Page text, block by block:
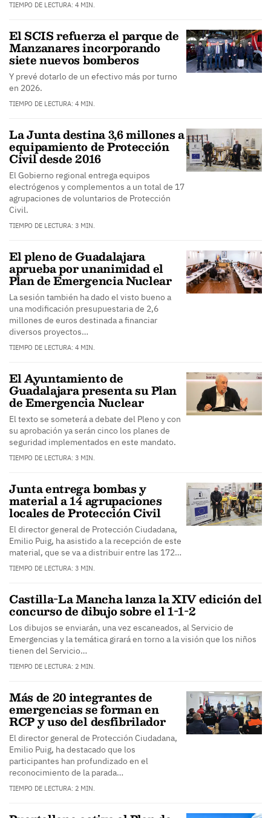
TIEMPO DE LECTURA: 4 MIN.
El SCIS refuerza el parque de
Manzanares incorporando
siete nuevos bomberos
Y prevé dotarlo de un efectivo más por turno
en 2026.
TIEMPO DE LECTURA: 4 MIN.
La Junta destina 3,6 millones a
equipamiento de Protección
Civil desde 2016
El Gobierno regional entrega equipos
electrógenos y complementos a un total de 17
agrupaciones de voluntarios de Protección
Civil.
TIEMPO DE LECTURA: 3 MIN.
El pleno de Guadalajara
aprueba por unanimidad el
Plan de Emergencia Nuclear
La sesión también ha dado el visto bueno a
una modificación presupuestaria de 2,6
millones de euros destinada a financiar
diversos proyectos…
TIEMPO DE LECTURA: 4 MIN.
El Ayuntamiento de
Guadalajara presenta su Plan
de Emergencia Nuclear
El texto se someterá a debate del Pleno y con
su aprobación ya serán cinco los planes de
seguridad implementados en este mandato.
TIEMPO DE LECTURA: 3 MIN.
Junta entrega bombas y
material a 14 agrupaciones
locales de Protección Civil
El director general de Protección Ciudadana,
Emilio Puig, ha asistido a la recepción de este
material, que se va a distribuir entre las 172…
TIEMPO DE LECTURA: 3 MIN.
Castilla-La Mancha lanza la XIV edición del
concurso de dibujo sobre el 1-1-2
Los dibujos se enviarán, una vez escaneados, al Servicio de
Emergencias y la temática girará en torno a la visión que los niños
tienen del Servicio…
TIEMPO DE LECTURA: 2 MIN.
Más de 20 integrantes de
emergencias se forman en
RCP y uso del desfibrilador
El director general de Protección Ciudadana,
Emilio Puig, ha destacado que los
participantes han profundizado en el
reconocimiento de la parada…
TIEMPO DE LECTURA: 2 MIN.